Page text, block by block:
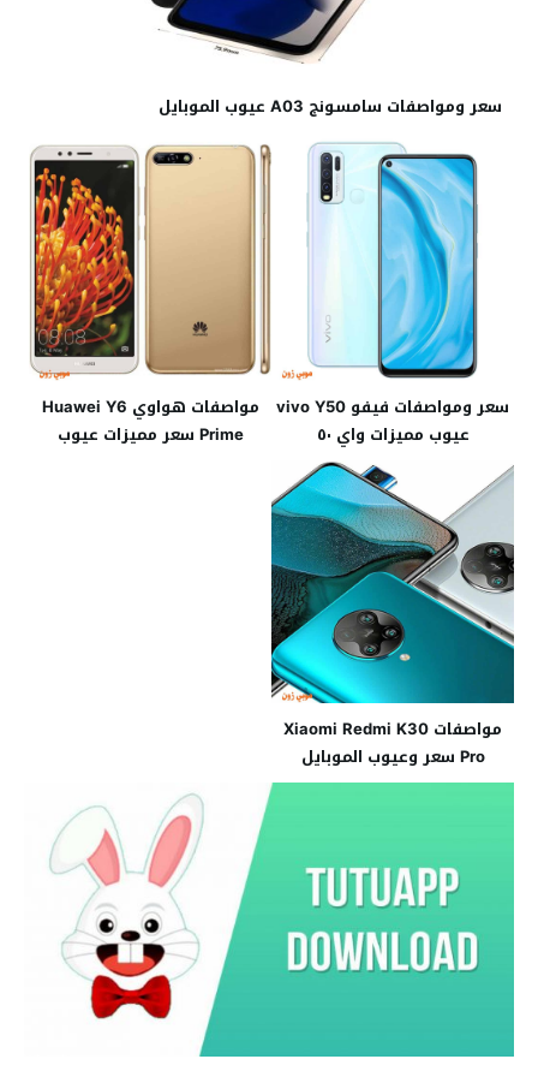
سعر ومواصفات سامسونج A03 عيوب الموبايل
سعر ومواصفات فيفو vivo Y50
عيوب مميزات واي ٥٠
مواصفات هواوي Huawei Y6
Prime سعر مميزات عيوب
مواصفات Xiaomi Redmi K30
Pro سعر وعيوب الموبايل